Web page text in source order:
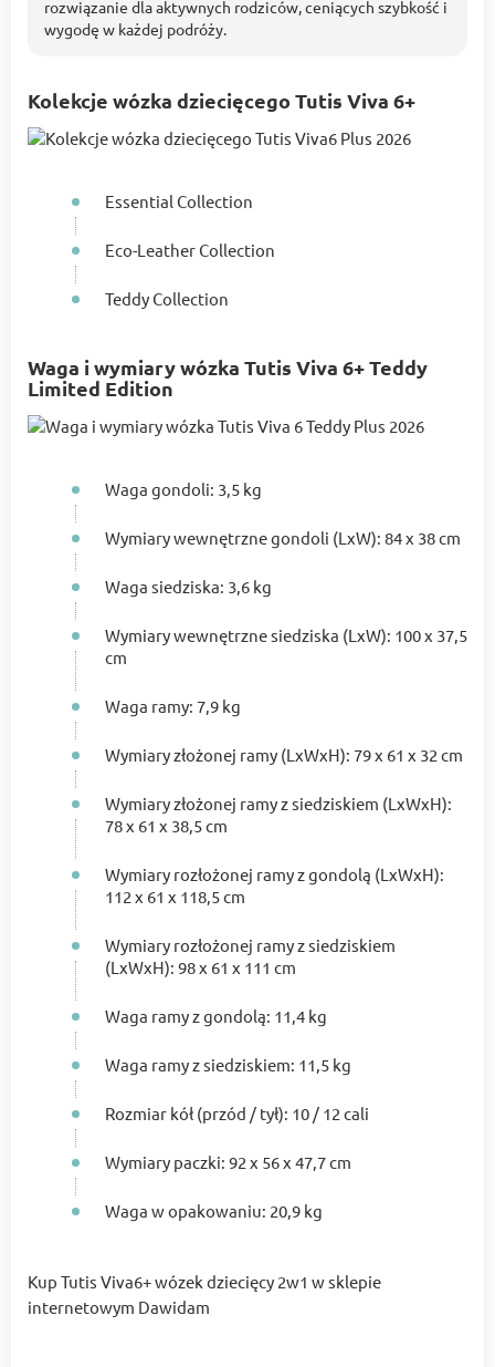
rozwiązanie dla aktywnych rodziców, ceniących szybkość i
wygodę w każdej podróży.
Kolekcje wózka dziecięcego Tutis Viva 6+
Essential Collection
Eco-Leather Collection
Teddy Collection
Waga i wymiary wózka Tutis Viva 6+ Teddy
Limited Edition
Waga gondoli: 3,5 kg
Wymiary wewnętrzne gondoli (LxW): 84 x 38 cm
Waga siedziska: 3,6 kg
Wymiary wewnętrzne siedziska (LxW): 100 x 37,5
cm
Waga ramy: 7,9 kg
Wymiary złożonej ramy (LxWxH): 79 x 61 x 32 cm
Wymiary złożonej ramy z siedziskiem (LxWxH):
78 x 61 x 38,5 cm
Wymiary rozłożonej ramy z gondolą (LxWxH):
112 x 61 x 118,5 cm
Wymiary rozłożonej ramy z siedziskiem
(LxWxH): 98 x 61 x 111 cm
Waga ramy z gondolą: 11,4 kg
Waga ramy z siedziskiem: 11,5 kg
Rozmiar kół (przód / tył): 10 / 12 cali
Wymiary paczki: 92 x 56 x 47,7 cm
Waga w opakowaniu: 20,9 kg
Kup Tutis Viva6+ wózek dziecięcy 2w1 w sklepie
internetowym Dawidam